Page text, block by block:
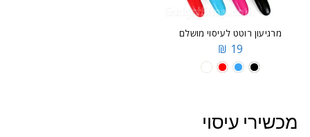
מרגיעון רוטט לעיסוי מושלם
19 ₪
מכשירי עיסוי